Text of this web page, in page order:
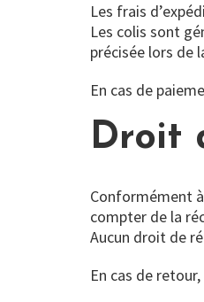
Les frais
Les colis sont
précisée lors de
En cas de
Droit
Conformément
compter de la
Aucun droit de
En cas de